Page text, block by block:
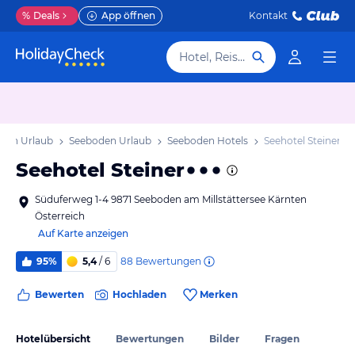
% Deals App öffnen Kontakt
Hotel, Reiseziel
Urlaub Seeboden Urlaub Seeboden Hotels Seehotel Steiner
Seehotel Steiner
Süduferweg 1-4 9871 Seeboden am Millstättersee Kärnten
Österreich
Auf Karte anzeigen
95% 5,4/ 6 88 Bewertungen
Bewerten Hochladen Merken
Hotelübersicht Bewertungen Bilder Fragen